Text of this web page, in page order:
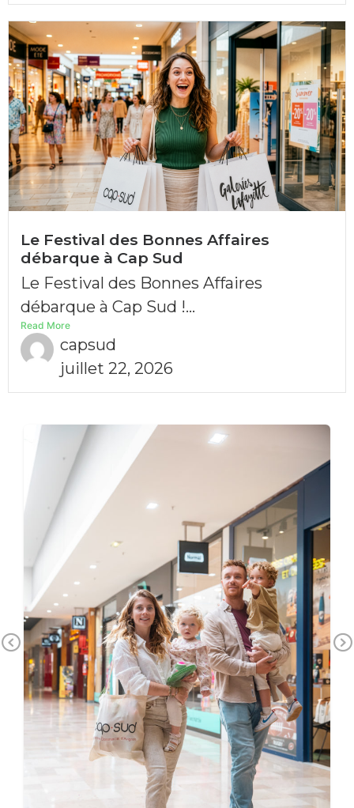
Le Festival des Bonnes Affaires
débarque à Cap Sud
Le Festival des Bonnes Affaires
débarque à Cap Sud !...
Read More
capsud
juillet 22, 2026
Previous